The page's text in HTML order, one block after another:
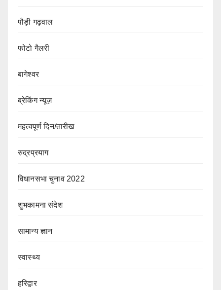
पौड़ी गढ़वाल
फोटो गैलरी
बागेश्वर
ब्रेकिंग न्यूज़
महत्वपूर्ण दिन/तारीख
रुद्रप्रयाग
विधानसभा चुनाव 2022
शुभकामना संदेश
सामान्य ज्ञान
स्वास्थ्य
हरिद्वार